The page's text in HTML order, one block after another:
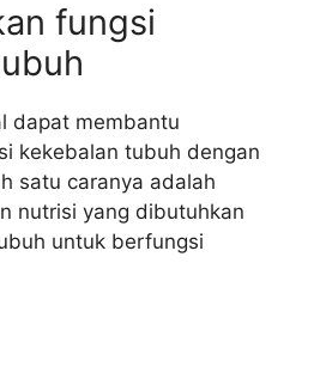
fungsi
dapat membantu
kekebalan tubuh dengan
satu caranya adalah
nutrisi yang dibutuhkan
untuk berfungsi